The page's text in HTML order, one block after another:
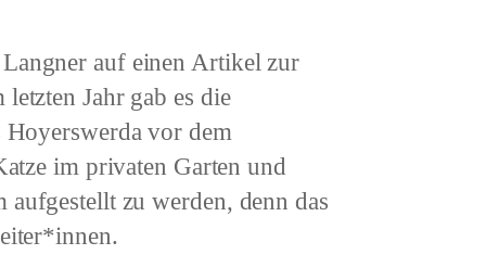
auf einen Artikel zur
Jahr gab es die
vor dem
im privaten Garten und
zu werden, denn das